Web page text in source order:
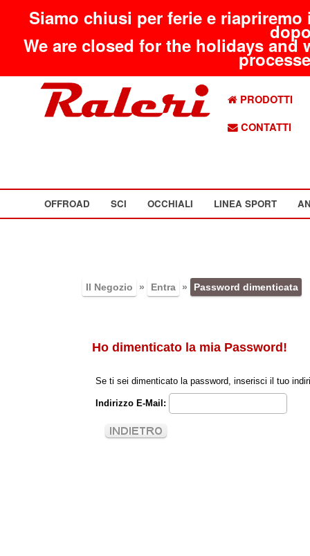
Siamo chiusi per ferie e
We are closed for the holidays
PRODOTTI
CONTATTI
OFFROAD SCI OCCHIALI LINEA SPORT
Il Negozio » Entra » Password dimenticata
Ho dimenticato la mia Password!
Se ti sei dimenticato la password, inserisci il tuo
Indirizzo E-Mail: